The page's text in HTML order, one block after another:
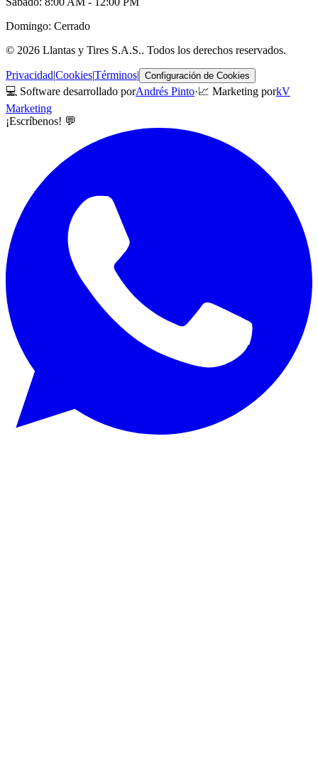
Domingo: Cerrado
© 2026 Llantas y Tires S.A.S.. Todos los derechos reservados.
Privacidad|Cookies|Términos| Configuración de Cookies
💻 Software desarrollado porAndrés Pinto·📈 Marketing porkV
Marketing
¡Escríbenos! 💬